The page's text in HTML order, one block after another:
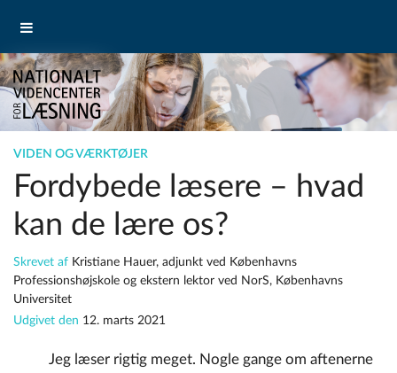
VIDEN OG VÆRKTØJER
Fordybede læsere – hvad
kan de lære os?
Skrevet af Kristiane Hauer, adjunkt ved Københavns
Professionshøjskole og ekstern lektor ved NorS, Københavns
Universitet
Udgivet den 12. marts 2021
Jeg læser rigtig meget. Nogle gange om aftenerne